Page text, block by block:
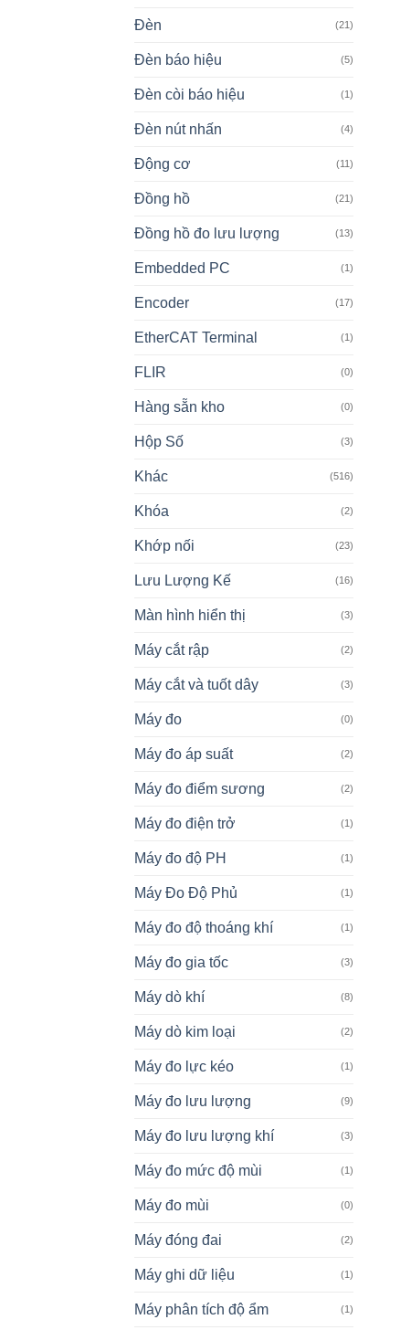
Đèn (21)
Đèn báo hiệu (5)
Đèn còi báo hiệu (1)
Đèn nút nhấn (4)
Động cơ (11)
Đồng hồ (21)
Đồng hồ đo lưu lượng (13)
Embedded PC (1)
Encoder (17)
EtherCAT Terminal (1)
FLIR (0)
Hàng sẵn kho (0)
Hộp Số (3)
Khác (516)
Khóa (2)
Khớp nối (23)
Lưu Lượng Kế (16)
Màn hình hiển thị (3)
Máy cắt rập (2)
Máy cắt và tuốt dây (3)
Máy đo (0)
Máy đo áp suất (2)
Máy đo điểm sương (2)
Máy đo điện trở (1)
Máy đo độ PH (1)
Máy Đo Độ Phủ (1)
Máy đo độ thoáng khí (1)
Máy đo gia tốc (3)
Máy dò khí (8)
Máy dò kim loại (2)
Máy đo lực kéo (1)
Máy đo lưu lượng (9)
Máy đo lưu lượng khí (3)
Máy đo mức độ mùi (1)
Máy đo mùi (0)
Máy đóng đai (2)
Máy ghi dữ liệu (1)
Máy phân tích độ ẩm (1)